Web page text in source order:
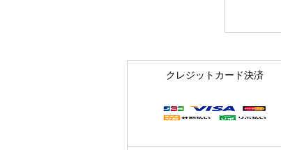
クレジットカード決済